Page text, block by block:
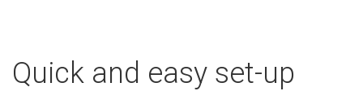
Quick and easy set-up